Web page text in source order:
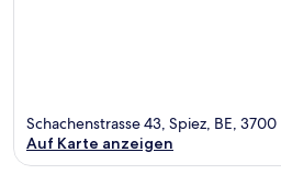
Schachenstrasse 43, Spiez, BE, 3700
Auf Karte anzeigen